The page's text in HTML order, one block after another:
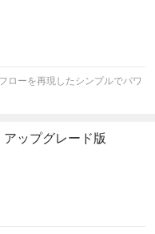
ローを再現したシンプルでパワ
アップグレード版